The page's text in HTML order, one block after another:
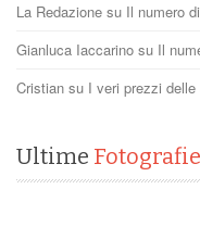
La Redazione su Il numero
Gianluca Iaccarino su Il
Cristian su I veri prezzi
Ultime Fotografie